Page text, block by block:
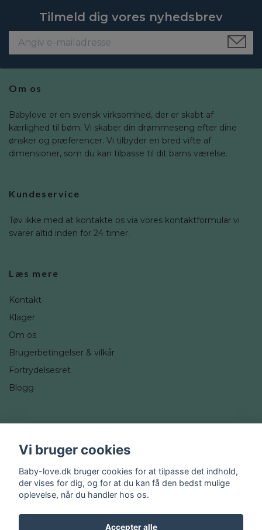
Tilmeld dig vores nyhedsbrev
Om os
Babylove er en svensk virksomhed, der er skabt af
kærlighed til børn. Vi skaber din drømmeseng efter dine
ønsker og præferencer. Vi tilbyder en bred vifte af
dimensioner, som du kan tilpasse til dit barns værelse.
Kundeservice
Tøv ikke med at kontakte os via vores kontaktformular vi
svarer altid inden for 24 timer.
Læs mere
Kontakt
Klager
Om os
Brugerbetingelser & vilkår
Fortrydelsesret
Blogg
Instagram
Vi bruger cookies
Baby-love.dk bruger cookies for at tilpasse det indhold,
der vises for dig, og for at du kan få den bedst mulige
oplevelse, når du handler hos os.
Accepter alle